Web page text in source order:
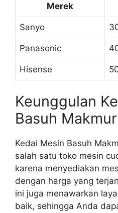
Merek
Sanyo
Panasonic
Hisense
Keunggulan
Basuh Makmur
Kedai Mesin Basuh
salah satu toko mesin
karena menyediakan
dengan harga yang
ini juga menawarkan
baik, sehingga Anda